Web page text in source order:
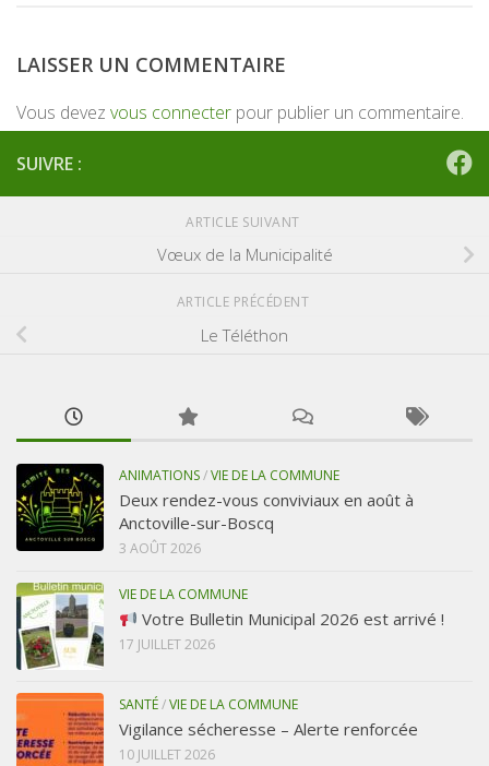
LAISSER UN COMMENTAIRE
Vous devez vous connecter pour publier un commentaire.
SUIVRE :
ARTICLE SUIVANT
Vœux de la Municipalité
ARTICLE PRÉCÉDENT
Le Téléthon
ANIMATIONS/VIE DE LA COMMUNE
Deux rendez-vous conviviaux en août à
Anctoville-sur-Boscq
3 AOÛT 2026
VIE DE LA COMMUNE
Votre Bulletin Municipal 2026 est arrivé !
17 JUILLET 2026
SANTÉ/VIE DE LA COMMUNE
Vigilance sécheresse – Alerte renforcée
10 JUILLET 2026